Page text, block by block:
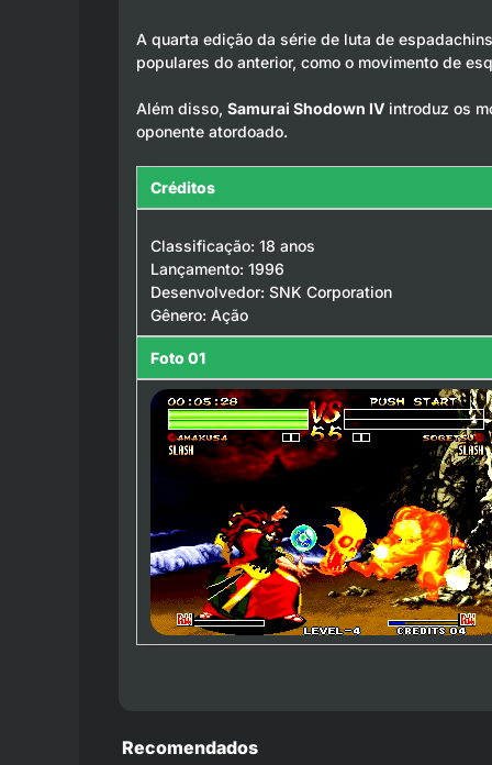
A quarta edição da série de luta de
populares do anterior, como o movimento de
Além disso, Samurai Shodown IV introduz os
oponente atordoado.
Créditos
Classificação: 18 anos
Lançamento: 1996
Desenvolvedor: SNK Corporation
Gênero: Ação
Foto 01
Recomendados